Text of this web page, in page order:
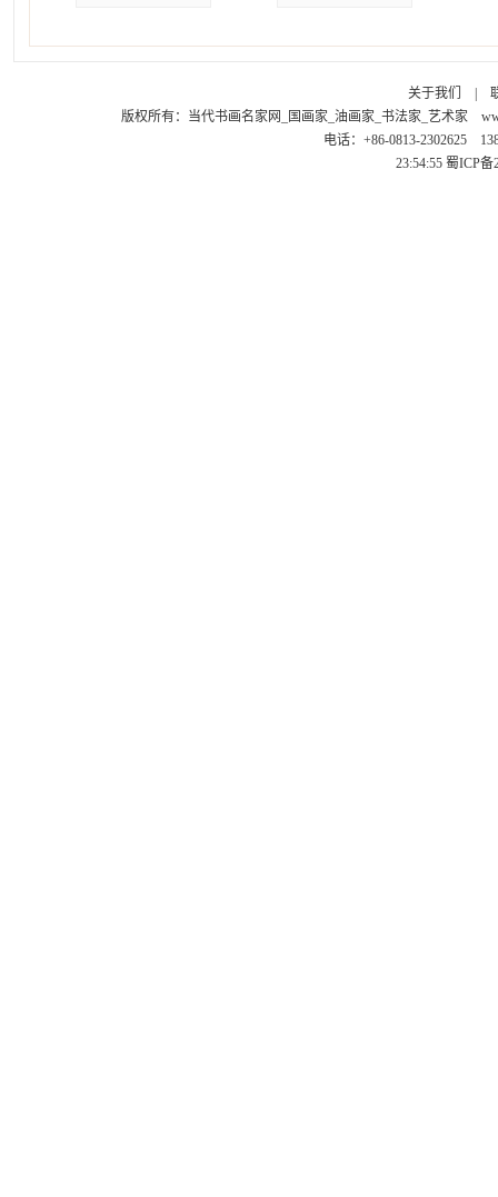
关于我们
版权所有： 当代书画名家网_国画家_油画家_书法家_艺术家
电话：+86-0813-2302625
23:54:55 蜀ICP备